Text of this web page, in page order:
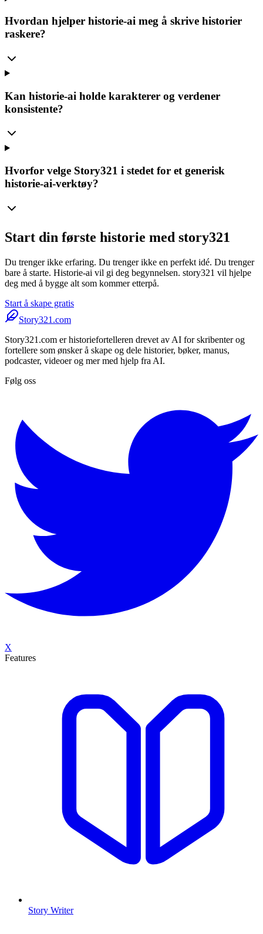
Hvordan hjelper historie-ai meg å skrive historier
raskere?
Kan historie-ai holde karakterer og verdener
konsistente?
Hvorfor velge Story321 i stedet for et generisk
historie-ai-verktøy?
Start din første historie med story321
Du trenger ikke erfaring. Du trenger ikke en perfekt idé. Du trenger
bare å starte. Historie-ai vil gi deg begynnelsen. story321 vil hjelpe
deg med å bygge alt som kommer etterpå.
Start å skape gratis
Story321.com
Story321.com er historiefortelleren drevet av AI for skribenter og
fortellere som ønsker å skape og dele historier, bøker, manus,
podcaster, videoer og mer med hjelp fra AI.
Følg oss
X
Features
Story Writer